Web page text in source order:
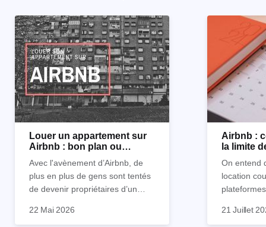
Louer un appartement sur
Airbnb : bon plan ou
Avec l'avènement d’Airbnb, de
plus en plus de gens sont tentés
de devenir propriétaires d’un
suite. On compte environ 25 000
22 Mai 2026
Airbnb :
la limite
On entend
location
Je vais
21 Juillet